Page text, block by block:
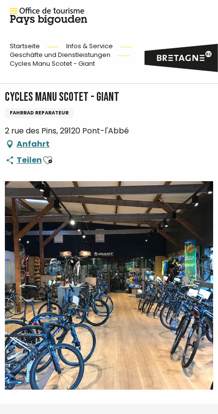
Startseite
Infos & Service
Geschäfte und Dienstleistungen
Cycles Manu Scotet - Giant
Cycles Manu Scotet - Giant
FAHRRAD REPARATEUR
2 rue des Pins, 29120 Pont-l'Abbé
Anfahrt
TeilenAjouter aux favoris